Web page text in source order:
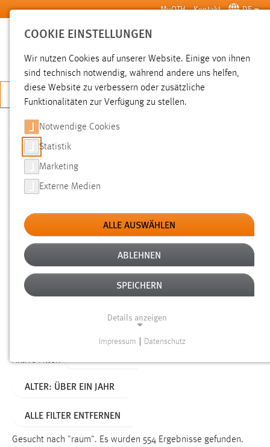
Zum Hauptinhalt springen MyOTH Kontakt DE
SUCHE
JETZT BEWERBEN
SUCHE
FILTER
Typ
Erstellungsdatum
Alter
Aktive Filter:
ALTER: ÜBER EIN JAHR
ALLE FILTER ENTFERNEN
Gesucht nach "raum". Es wurden 554 Ergebnisse gefunden.
COOKIE EINSTELLUNGEN
Wir nutzen Cookies auf unserer Website. Einige von ihnen
sind technisch notwendig, während andere uns helfen,
diese Website zu verbessern oder zusätzliche
Funktionalitäten zur Verfügung zu stellen.
Notwendige Cookies
Statistik
Marketing
Externe Medien
ALLE AUSWÄHLEN
ABLEHNEN
SPEICHERN
Details anzeigen
Funktionen und sind für die einwandfreie Funktion der
Impressum Datenschutz